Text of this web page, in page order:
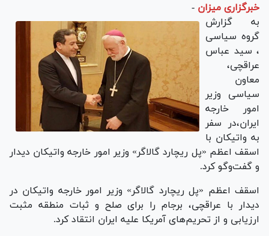
خبرگزاری میزان -
به گزارش
گروه سیاسی
، سید عباس
عراقچی،
معاون
سیاسی وزیر
امور خارجه
ایران،در سفر
به واتیکان با
اسقف اعظم «پل ریچارد گالاگر» وزیر امور خارجه واتیکان دیدار
و گفت‌‎وگو کرد.
اسقف اعظم «پل ریچارد گالاگر» وزیر امور خارجه واتیکان در
دیدار با عراقچی، برجام را برای صلح و ثبات منطقه مثبت
ارزیابی و از تحریم‌های آمریکا علیه ایران انتقاد کرد.